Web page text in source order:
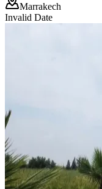
Marrakech
Invalid Date